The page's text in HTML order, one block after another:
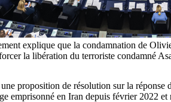
explique que la condamnation de
la libération du terroriste condamné
proposition de résolution sur la
emprisonné en Iran depuis février 2022